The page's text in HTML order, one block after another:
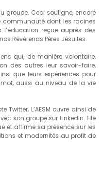
groupe. Ceci souligne, encore
communauté dont les racines
reçue auprès des
Révérends Pères Jésuites.
qui, de manière volontaire,
des autres leur savoir-faire,
que leurs expériences pour
aussi au niveau de la vie
Twitter, L’AESM ouvre ainsi de
son groupe sur LinkedIn. Elle
et affirme sa présence sur les
et modernités au profit de